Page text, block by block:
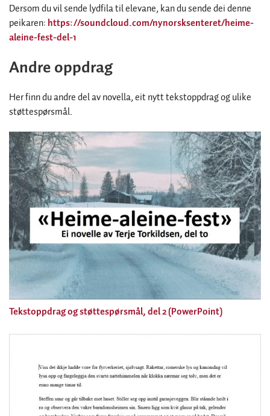
Dersom du vil sende lydfila til elevane, kan du sende dei denne
peikaren: https://soundcloud.com/nynorsksenteret/heime-
aleine-fest-del-1
Andre oppdrag
Her finn du andre del av novella, eit nytt tekstoppdrag og ulike
støttespørsmål.
Tekstoppdrag og støttespørsmål, del 2 (PowerPoint)